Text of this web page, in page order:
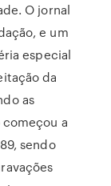
O jornal
e um
especial
da
as
a
sendo